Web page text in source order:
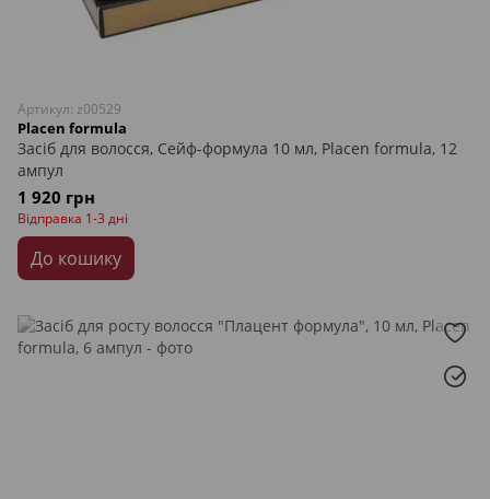
Артикул: z00529
Placen formula
Засіб для волосся, Сейф-формула 10 мл, Placen formula, 12
ампул
1 920 грн
Відправка 1-3 дні
До кошику